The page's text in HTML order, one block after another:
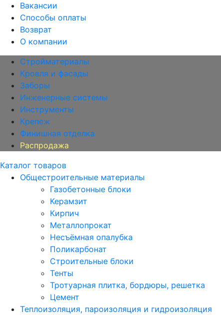
Вакансии
Способы оплаты
Возврат
О компании
Стройматериалы
Кровля и фасады
Заборы
Инженерные системы
Инструменты
Крепеж
Финишная отделка
Распродажа
Каталог товаров
Общестроительные материалы
Газобетонные блоки
Керамзит
Кирпич
Металлопрокат
Несъёмная опалубка
Поликарбонат
Строительные блоки
Тенты
Тротуарная плитка, бордюры, решетка
Цемент
Теплоизоляция, пароизоляция и гидроизоляция